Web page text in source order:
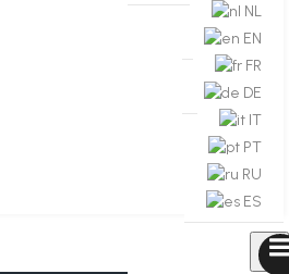
NL
EN
FR
DE
IT
PT
RU
ES